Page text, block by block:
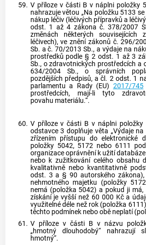
59. V příloze v části B v náplni položky
nahrazuje větou „Na položku 5133
nákup léčiv (léčivých přípravků a
odst. 1 až 4 zákona č. 378/2007
změnách některých souvisejících
léčivech), ve znění zákonů č. 296/
Sb. a č. 70/2013 Sb., a výdaje na
prostředků podle § 2 odst. 1 až 3
Sb., o zdravotnických prostředcích a
634/2004 Sb., o správních
pozdějších předpisů, a čl. 2 odst. 1
parlamentu a Rady (EU) 2017/745
prostředcích, mají-li tyto
povahu materiálu.“.
60. V příloze v části B v náplni
odstavce 3 doplňuje věta „Výdaje
zřízením přístupu do elektronické
položky 5042, 5172 nebo 6111
organizace oprávnění k užití
nebo k zužitkování celého obsahu
kvalitativně nebo kvantitativně
odst. 3 a § 90 autorského
nehmotného majetku (položky
nemá (položka 5042) a pokud ji
získání je vyšší než 60 000 Kč a
využitelné déle než rok (položka
těchto podmínek nebo obě neplatí
61. V příloze v části B v názvu
„hmotný dlouhodobý“ nahrazují
hmotný“.